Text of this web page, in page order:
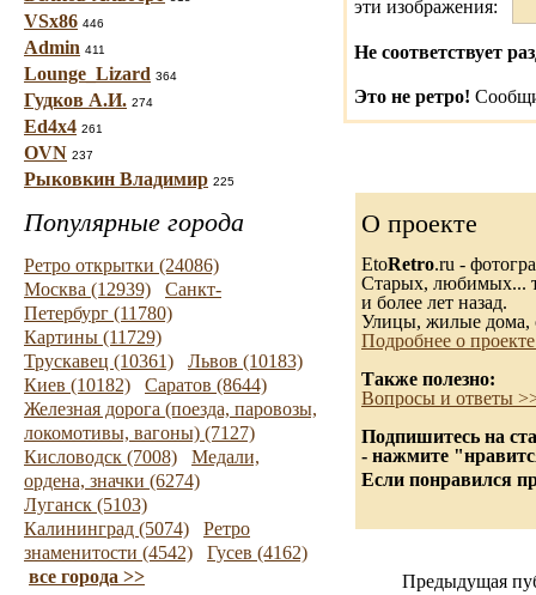
VSx86 446
Admin 411
Lounge_Lizard 364
Гудков А.И. 274
Ed4x4 261
OVN 237
Рыковкин Владимир 225
Популярные города
Ретро открытки (24086)
Москва (12939)
Санкт-
Петербург (11780)
Картины (11729)
Трускавец (10361)
Львов (10183)
Киев (10182)
Саратов (8644)
Железная дорога (поезда, паровозы,
локомотивы, вагоны) (7127)
Кисловодск (7008)
Медали,
ордена, значки (6274)
Луганск (5103)
Калининград (5074)
Ретро
знаменитости (4542)
Гусев (4162)
все города >>
эти изображения:
Не соответствует
Это не ретро!
О проекте
EtoRetro.ru -
Старых, любимых...
и более лет назад.
Улицы, жилые дома,
Подробнее о
Также полезно:
Вопросы и ответы
Подпишитесь на
- нажмите
Если понравился
Предыдущая